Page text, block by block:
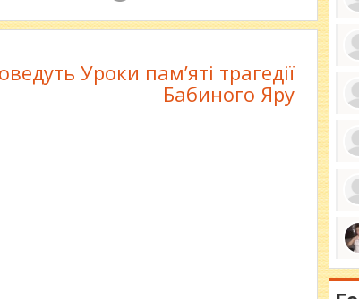
Уроки пам’яті трагедії
Бабиного Яру
за
ми